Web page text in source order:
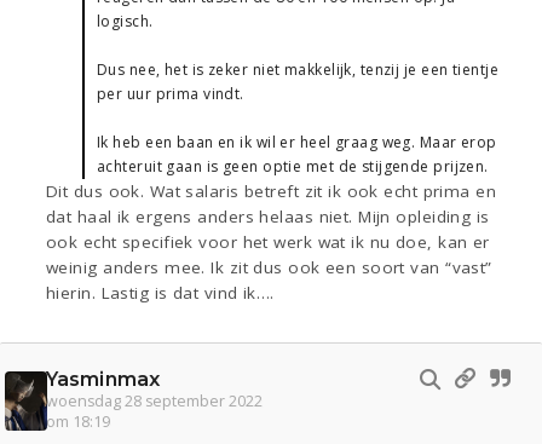
logisch.
Dus nee, het is zeker niet makkelijk, tenzij je een tientje
per uur prima vindt.
Ik heb een baan en ik wil er heel graag weg. Maar erop
achteruit gaan is geen optie met de stijgende prijzen.
Dit dus ook. Wat salaris betreft zit ik ook echt prima en
dat haal ik ergens anders helaas niet. Mijn opleiding is
ook echt specifiek voor het werk wat ik nu doe, kan er
weinig anders mee. Ik zit dus ook een soort van “vast”
hierin. Lastig is dat vind ik….
Yasminmax
woensdag 28 september 2022
om 18:19